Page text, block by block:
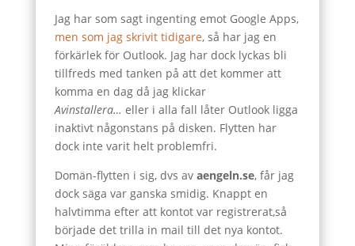
Jag har som sagt ingenting emot Google Apps,
men som jag skrivit tidigare, så har jag en
förkärlek för Outlook. Jag har dock lyckas bli
tillfreds med tanken på att det kommer att
komma en dag då jag klickar
Avinstallera… eller i alla fall låter Outlook ligga
inaktivt någonstans på disken. Flytten har
dock inte varit helt problemfri.
Domän-flytten i sig, dvs av aengeln.se, får jag
dock säga var ganska smidig. Knappt en
halvtimma efter att kontot var registrerat,så
började det trilla in mail till det nya kontot.